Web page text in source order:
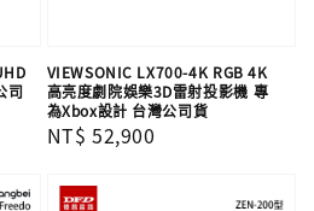
司
VIEWSONIC LX700-4K RGB 4K
高亮度劇院娛樂3D雷射投影機 專
為Xbox設計 台灣公司貨
Regular
NT$ 52,900